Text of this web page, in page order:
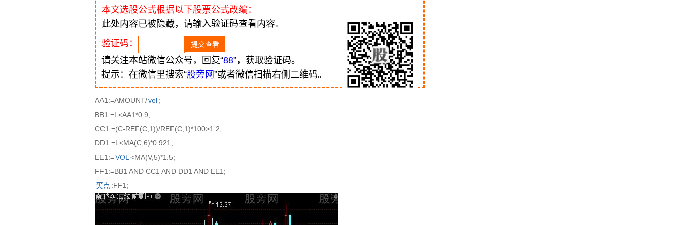
本文选股公式根据以下股票公式改编：
此处内容已被隐藏，请输入验证码查看内容。
验证码：
请关注本站微信公众号，回复“88”，获取验证码。
提示：在微信里搜索“股旁网”或者微信扫描右侧二维码。
AA1:=AMOUNT/vol;
BB1:=L<AA1*0.9;
CC1:=(C-REF(C,1))/REF(C,1)*100>1.2;
DD1:=L<MA(C,6)*0.921;
EE1:=VOL <MA(V,5)*1.5;
FF1:=BB1 AND CC1 AND DD1 AND EE1;
买点 :FF1;